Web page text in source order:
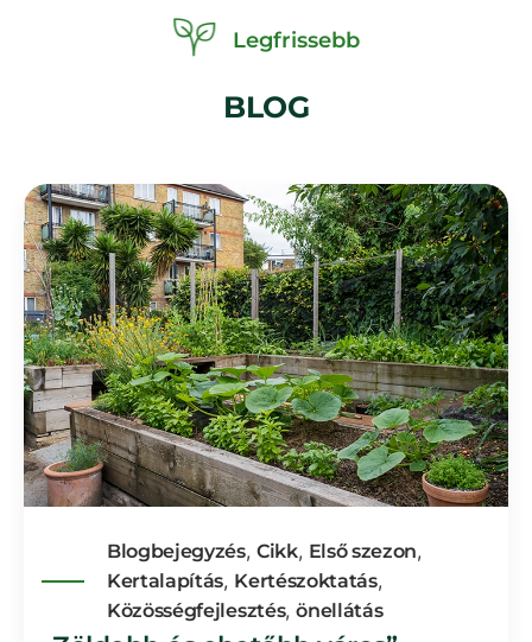
Legfrissebb
BLOG
Blogbejegyzés, Cikk, Első szezon,
Kertalapítás, Kertészoktatás,
Közösségfejlesztés,önellátás